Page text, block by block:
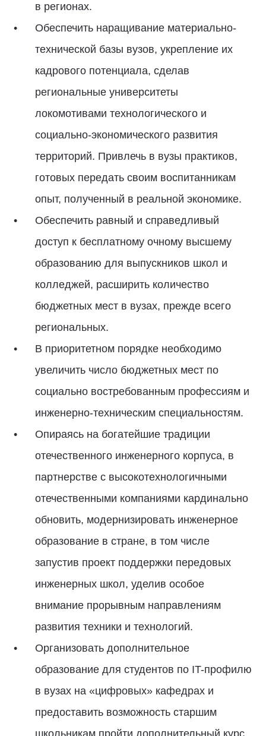
в регионах.
Обеспечить наращивание материально-
технической базы вузов, укрепление их
кадрового потенциала, сделав
региональные университеты
локомотивами технологического и
социально-экономического развития
территорий. Привлечь в вузы практиков,
готовых передать своим воспитанникам
опыт, полученный в реальной экономике.
Обеспечить равный и справедливый
доступ к бесплатному очному высшему
образованию для выпускников школ и
колледжей, расширить количество
бюджетных мест в вузах, прежде всего
региональных.
В приоритетном порядке необходимо
увеличить число бюджетных мест по
социально востребованным профессиям и
инженерно-техническим специальностям.
Опираясь на богатейшие традиции
отечественного инженерного корпуса, в
партнерстве с высокотехнологичными
отечественными компаниями кардинально
обновить, модернизировать инженерное
образование в стране, в том числе
запустив проект поддержки передовых
инженерных школ, уделив особое
внимание прорывным направлениям
развития техники и технологий.
Организовать дополнительное
образование для студентов по IT-профилю
в вузах на «цифровых» кафедрах и
предоставить возможность старшим
школьникам пройти дополнительный курс